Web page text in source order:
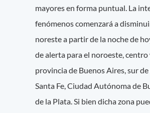
mayores en forma puntual. La
fenómenos comenzará a
noreste a partir de la noche de
de alerta para el noroeste, centro
provincia de Buenos Aires, sur
Santa Fe, Ciudad Autónoma de
de la Plata. Si bien dicha zona